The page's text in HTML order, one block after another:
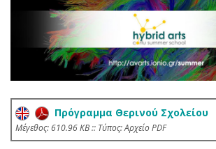
Πρόγραμμα Θερινού Σχολείου
Mέγεθος: 610.96 KB :: Τύπος: Αρχείο PDF